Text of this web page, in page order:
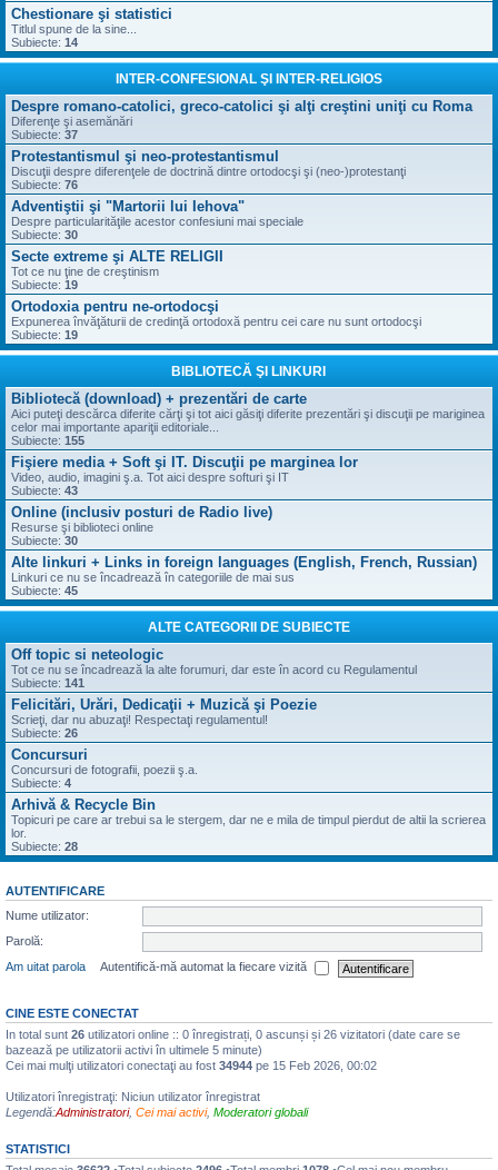
Chestionare şi statistici
Titlul spune de la sine...
Subiecte: 14
INTER-CONFESIONAL ŞI INTER-RELIGIOS
Despre romano-catolici, greco-catolici şi alţi creştini uniţi cu Roma
Diferenţe şi asemănări
Subiecte: 37
Protestantismul şi neo-protestantismul
Discuţii despre diferenţele de doctrină dintre ortodocşi şi (neo-)protestanţi
Subiecte: 76
Adventiştii şi "Martorii lui Iehova"
Despre particularităţile acestor confesiuni mai speciale
Subiecte: 30
Secte extreme şi ALTE RELIGII
Tot ce nu ţine de creştinism
Subiecte: 19
Ortodoxia pentru ne-ortodocşi
Expunerea învăţăturii de credinţă ortodoxă pentru cei care nu sunt ortodocşi
Subiecte: 19
BIBLIOTECĂ ŞI LINKURI
Bibliotecă (download) + prezentări de carte
Aici puteţi descărca diferite cărţi şi tot aici găsiţi diferite prezentări şi discuţii pe mariginea
celor mai importante apariţii editoriale...
Subiecte: 155
Fişiere media + Soft şi IT. Discuţii pe marginea lor
Video, audio, imagini ş.a. Tot aici despre softuri şi IT
Subiecte: 43
Online (inclusiv posturi de Radio live)
Resurse şi biblioteci online
Subiecte: 30
Alte linkuri + Links in foreign languages (English, French, Russian)
Linkuri ce nu se încadrează în categoriile de mai sus
Subiecte: 45
ALTE CATEGORII DE SUBIECTE
Off topic si neteologic
Tot ce nu se încadrează la alte forumuri, dar este în acord cu Regulamentul
Subiecte: 141
Felicitări, Urări, Dedicaţii + Muzică şi Poezie
Scrieţi, dar nu abuzaţi! Respectaţi regulamentul!
Subiecte: 26
Concursuri
Concursuri de fotografii, poezii ş.a.
Subiecte: 4
Arhivă & Recycle Bin
Topicuri pe care ar trebui sa le stergem, dar ne e mila de timpul pierdut de altii la scrierea
lor.
Subiecte: 28
AUTENTIFICARE
Nume utilizator:
Parolă:
Am uitat parola
Autentifică-mă automat la fiecare vizită
CINE ESTE CONECTAT
In total sunt 26 utilizatori online :: 0 înregistrați, 0 ascunși și 26 vizitatori (date care se
bazează pe utilizatorii activi în ultimele 5 minute)
Cei mai mulţi utilizatori conectaţi au fost 34944 pe 15 Feb 2026, 00:02
Utilizatori înregistraţi: Niciun utilizator înregistrat
Legendă:Administratori, Cei mai activi, Moderatori globali
STATISTICI